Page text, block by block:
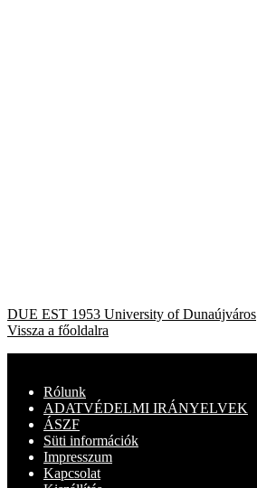
Bejegyzés
navigáció
Previous
post:
DUE EST 1953 University of Dunaújváros
Vissza a főoldalra
Rólunk
ADATVÉDELMI IRÁNYELVEK
ÁSZF
Süti információk
Impresszum
Kapcsolat